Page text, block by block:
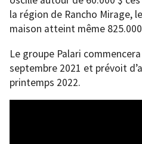
la région de Rancho Mirage,
maison atteint même
Le groupe Palari
septembre 2021 et prévoit
printemps 2022.